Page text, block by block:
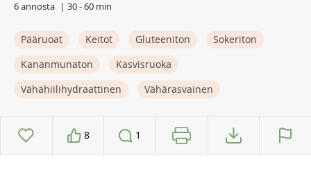
6 annosta 30 - 60 min
Pääruoat Keitot Gluteeniton
Sokeriton
Kananmunaton
Kasvisruoka
Vähähiilihydraattinen
Vähärasvainen
8 1